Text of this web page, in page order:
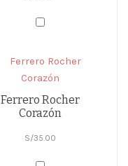
Ferrero Rocher
Corazón
S/35.00